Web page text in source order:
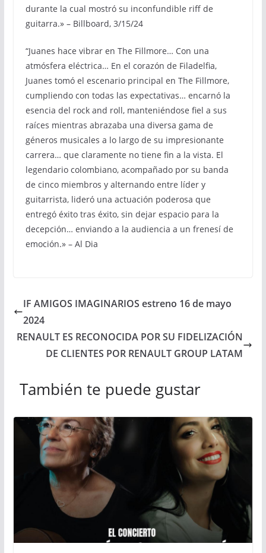
durante la cual mostró su inconfundible riff de
guitarra.» – Billboard, 3/15/24
“Juanes hace vibrar en The Fillmore… Con una
atmósfera eléctrica… En el corazón de Filadelfia,
Juanes tomó el escenario principal en The Fillmore,
cumpliendo con todas las expectativas… encarnó la
esencia del rock and roll, manteniéndose fiel a sus
raíces mientras abrazaba una diversa gama de
géneros musicales a lo largo de su impresionante
carrera… que claramente no tiene fin a la vista. El
legendario colombiano, acompañado por su banda
de cinco miembros y alternando entre líder y
guitarrista, lideró una actuación poderosa que
entregó éxito tras éxito, sin dejar espacio para la
decepción… enviando a la audiencia a un frenesí de
emoción.» – Al Dia
IF AMIGOS IMAGINARIOS estreno 16 de mayo
2024
RENAULT ES RECONOCIDA POR SU FIDELIZACIÓN
DE CLIENTES POR RENAULT GROUP LATAM
También te puede gustar